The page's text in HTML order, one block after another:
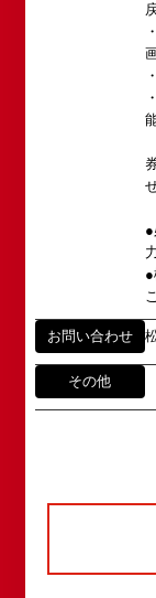
お問い合わせ
その他
中心である
スタート
この劇場か
続々と輩
えておりま
2011年5月
2019年1
ホームペ
※イベント
ご意見・
番号へお問
※内容によ
だく場合
せください